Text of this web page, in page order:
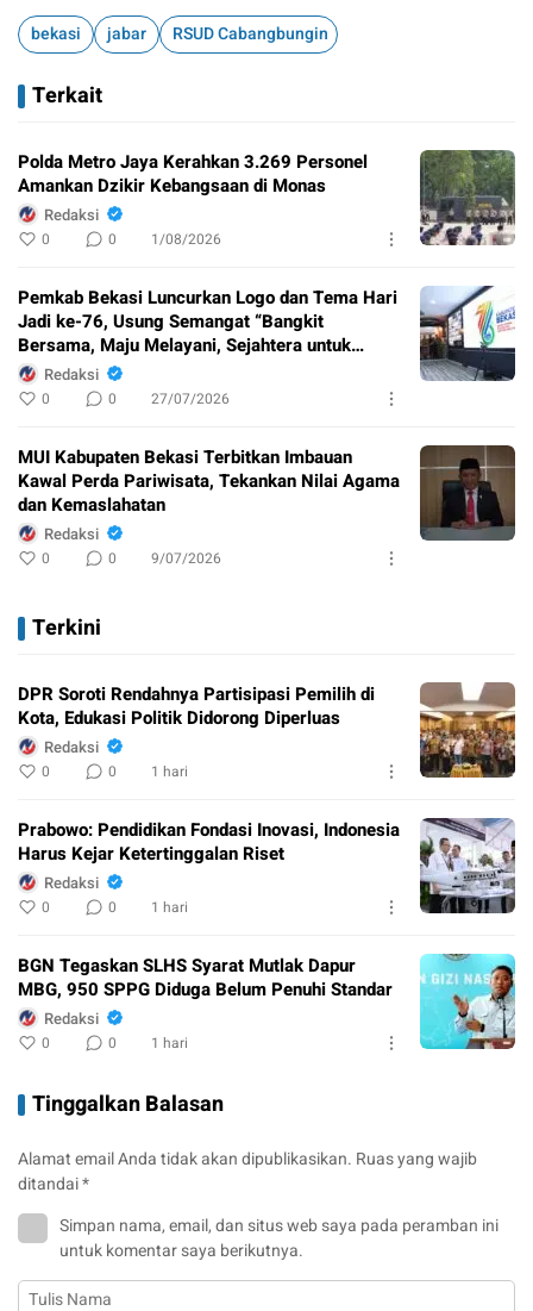
bekasi jabar RSUD Cabangbungin
Terkait
Polda Metro Jaya Kerahkan 3.269 Personel
Amankan Dzikir Kebangsaan di Monas
Redaksi
0 0 1/08/2026
Pemkab Bekasi Luncurkan Logo dan Tema Hari
Jadi ke-76, Usung Semangat “Bangkit
Bersama, Maju Melayani, Sejahtera untuk
Semua”
Redaksi
0 0 27/07/2026
MUI Kabupaten Bekasi Terbitkan Imbauan
Kawal Perda Pariwisata, Tekankan Nilai Agama
dan Kemaslahatan
Redaksi
0 0 9/07/2026
Terkini
DPR Soroti Rendahnya Partisipasi Pemilih di
Kota, Edukasi Politik Didorong Diperluas
Redaksi
0 0 1 hari
Prabowo: Pendidikan Fondasi Inovasi, Indonesia
Harus Kejar Ketertinggalan Riset
Redaksi
0 0 1 hari
BGN Tegaskan SLHS Syarat Mutlak Dapur
MBG, 950 SPPG Diduga Belum Penuhi Standar
Redaksi
0 0 1 hari
Tinggalkan Balasan
Alamat email Anda tidak akan dipublikasikan. Ruas yang wajib
ditandai*
Simpan nama, email, dan situs web saya pada peramban ini
untuk komentar saya berikutnya.